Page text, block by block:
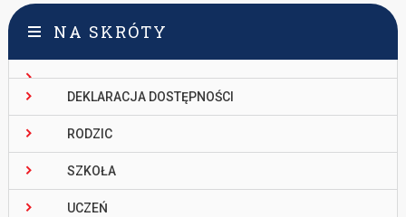
NA SKRÓTY
DEKLARACJA DOSTĘPNOŚCI
RODZIC
SZKOŁA
UCZEŃ